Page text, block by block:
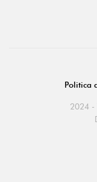
Politica
2024 -